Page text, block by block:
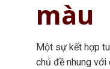
màu
Một sự kết hợp
chủ đề nhung